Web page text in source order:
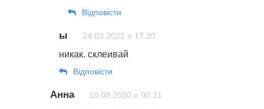
Відповіcти
ы 24.03.2022 о 17:20
никак. склеивай
Відповіcти
Анна 10.08.2020 о 00:31